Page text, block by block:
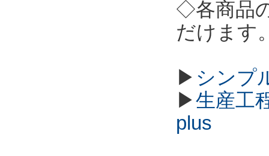
◇各商品
だけます
▶ シンプ
▶生産工
plus